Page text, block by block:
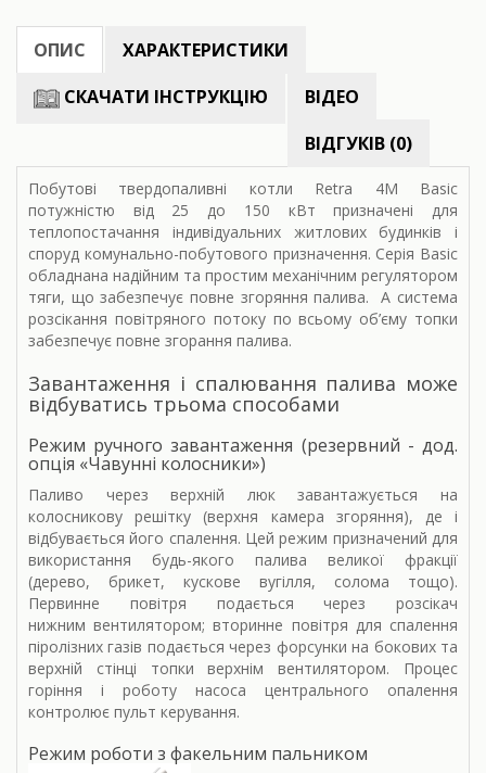
ОПИС
ХАРАКТЕРИСТИКИ
СКАЧАТИ ІНСТРУКЦІЮ
ВІДЕО
ВІДГУКІВ (0)
Побутові твердопаливні котли Retra 4M Basic
потужністю від 25 до 150 кВт призначені для
теплопостачання індивідуальних житлових будинків і
споруд комунально-побутового призначення. Серія Basic
обладнана надійним та простим механічним регулятором
тяги, що забезпечує повне згоряння палива. А система
розсікання повітряного потоку по всьому об’єму топки
забезпечує повне згорання палива.
Завантаження і спалювання палива може
відбуватись трьома способами
Режим ручного завантаження (резервний - дод.
опція «Чавунні колосники»)
Паливо через верхній люк завантажується на
колосникову решітку (верхня камера згоряння), де і
відбувається його спалення. Цей режим призначений для
використання будь-якого палива великої фракції
(дерево, брикет, кускове вугілля, солома тощо).
Первинне повітря подається через розсікач
нижним вентилятором; вторинне повітря для спалення
піролізних газів подається через форсунки на бокових та
верхній стінці топки верхнім вентилятором. Процес
горіння і роботу насоса центрального опалення
контролює пульт керування.
Режим роботи з факельним пальником